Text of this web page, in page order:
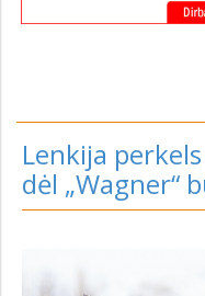
Lenkija
dėl „Wagner“